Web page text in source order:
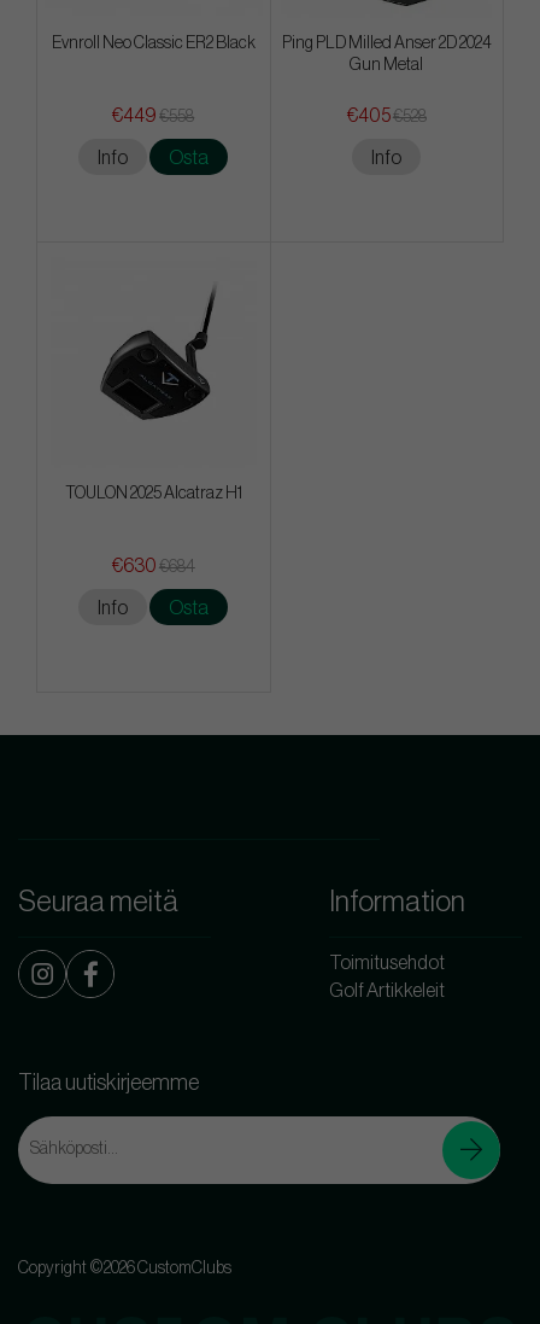
Evnroll Neo Classic ER2 Black
€449 €558
Info Osta
Ping PLD Milled Anser 2D 2024
Gun Metal
€405€528
Info
TOULON 2025 Alcatraz H1
€630 €684
Info Osta
Seuraa meitä Information
Toimitusehdot
Golf Artikkeleit
Tilaa uutiskirjeemme
Copyright ©2026 CustomClubs